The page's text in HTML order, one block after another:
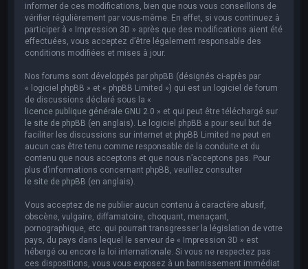
informer de ces modifications, bien que nous vous conseillons de
vérifier régulièrement par vous-même. En effet, si vous continuez à
participer à « Impression 3D » après que des modifications aient été
effectuées, vous acceptez d’être légalement responsable des
conditions modifiées et mises à jour.
Nos forums sont développés par phpBB (désignés ci-après par
« logiciel phpBB » et « phpBB Limited ») qui est un logiciel de forum
de discussions déclaré sous la «
licence publique générale GNU 2.0 » et qui peut être téléchargé sur
le site de phpBB (en anglais). Le logiciel phpBB a pour seul but de
faciliter les discussions sur internet et phpBB Limited ne peut en
aucun cas être tenu comme responsable de la conduite et du
contenu que nous acceptons et que nous n’acceptons pas. Pour
plus d’informations concernant phpBB, veuillez consulter
le site de phpBB (en anglais).
Vous acceptez de ne publier aucun contenu à caractère abusif,
obscène, vulgaire, diffamatoire, choquant, menaçant,
pornographique, etc. qui pourrait transgresser la législation de votre
pays, du pays dans lequel le serveur de « Impression 3D » est
hébergé ou encore la loi internationale. Si vous ne respectez pas
ces dispositions, vous vous exposez à un bannissement immédiat